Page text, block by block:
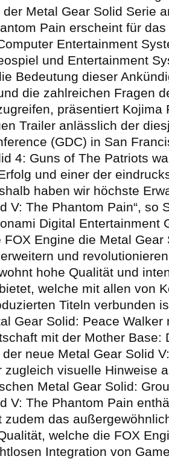
Metal Gear Solid Serie
Pain erscheint für
Entertainment
und Entertainment
Bedeutung dieser
die zahlreichen Fragen
präsentiert Kojima
Trailer anlässlich der
(GDC) in San
4: Guns of The Patriots
und einer der
haben wir höchste
V: The Phantom Pain“, so
Digital Entertainment
Engine die Metal Gear
und
hohe Qualität und
welche mit allen von
Titeln verbunden
Gear Solid: Peace Walker
mit der Mother Base:
neue Metal Gear Solid
zugleich visuelle Hinweise
Metal Gear Solid:
V: The Phantom Pain
zudem das
welche die FOX
Integration von